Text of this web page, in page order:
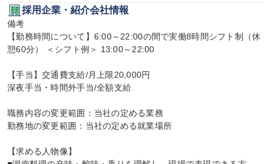
採用企業・紹介会社情報
備考
【勤務時間について】6:00～22:00の間で実働8時間シフト制（休
憩60分） ＜シフト例＞ 13:00～22:00
【手当】交通費支給/月上限20,000円
深夜手当・時間外手当/全額支給
職務内容の変更範囲：当社の定める業務
勤務地の変更範囲：当社の定める就業場所
【求める人物像】